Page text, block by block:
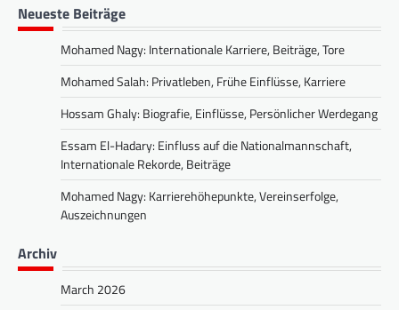
Neueste Beiträge
Mohamed Nagy: Internationale Karriere, Beiträge, Tore
Mohamed Salah: Privatleben, Frühe Einflüsse, Karriere
Hossam Ghaly: Biografie, Einflüsse, Persönlicher Werdegang
Essam El-Hadary: Einfluss auf die Nationalmannschaft,
Internationale Rekorde, Beiträge
Mohamed Nagy: Karrierehöhepunkte, Vereinserfolge,
Auszeichnungen
Archiv
March 2026